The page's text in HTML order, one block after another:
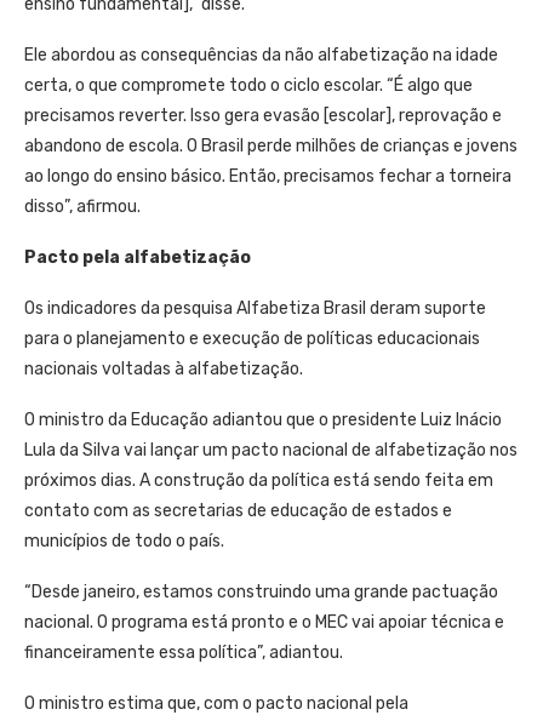
ensino fundamental],” disse.
Ele abordou as consequências da não alfabetização na idade
certa, o que compromete todo o ciclo escolar. “É algo que
precisamos reverter. Isso gera evasão [escolar], reprovação e
abandono de escola. O Brasil perde milhões de crianças e jovens
ao longo do ensino básico. Então, precisamos fechar a torneira
disso”, afirmou.
Pacto pela alfabetização
Os indicadores da pesquisa Alfabetiza Brasil deram suporte
para o planejamento e execução de políticas educacionais
nacionais voltadas à alfabetização.
O ministro da Educação adiantou que o presidente Luiz Inácio
Lula da Silva vai lançar um pacto nacional de alfabetização nos
próximos dias. A construção da política está sendo feita em
contato com as secretarias de educação de estados e
municípios de todo o país.
“Desde janeiro, estamos construindo uma grande pactuação
nacional. O programa está pronto e o MEC vai apoiar técnica e
financeiramente essa política”, adiantou.
O ministro estima que, com o pacto nacional pela